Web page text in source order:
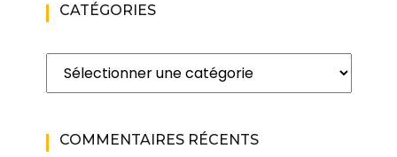
CATÉGORIES
Catégories
COMMENTAIRES RÉCENTS